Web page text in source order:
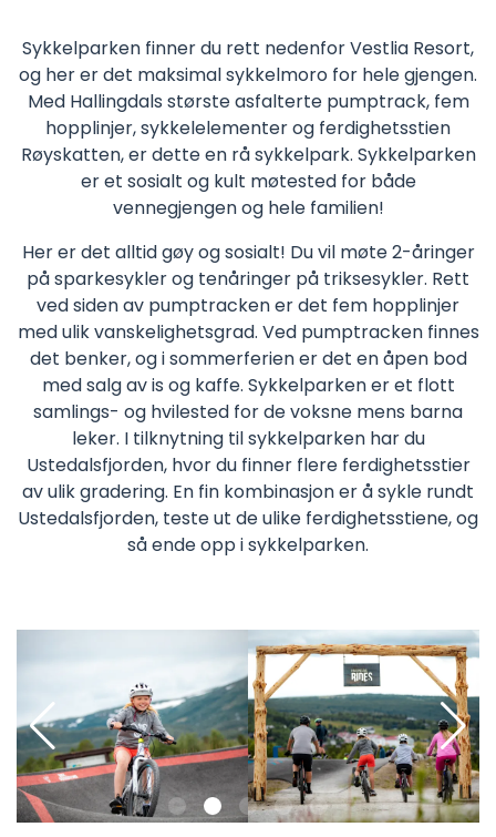
Sykkelparken finner du rett nedenfor Vestlia Resort,
og her er det maksimal sykkelmoro for hele gjengen.
Med Hallingdals største asfalterte pumptrack, fem
hopplinjer, sykkelelementer og ferdighetsstien
Røyskatten, er dette en rå sykkelpark. Sykkelparken
er et sosialt og kult møtested for både
vennegjengen og hele familien!
Her er det alltid gøy og sosialt! Du vil møte 2-åringer
på sparkesykler og tenåringer på triksesykler. Rett
ved siden av pumptracken er det fem hopplinjer
med ulik vanskelighetsgrad. Ved pumptracken finnes
det benker, og i sommerferien er det en åpen bod
med salg av is og kaffe. Sykkelparken er et flott
samlings- og hvilested for de voksne mens barna
leker. I tilknytning til sykkelparken har du
Ustedalsfjorden, hvor du finner flere ferdighetsstier
av ulik gradering. En fin kombinasjon er å sykle rundt
Ustedalsfjorden, teste ut de ulike ferdighetsstiene, og
så ende opp i sykkelparken.